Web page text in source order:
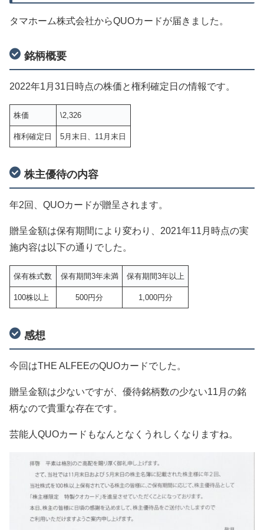
タマホーム株式会社からQUOカードが届きました。
銘柄概要
2022年1月31日時点の株価と権利確定日の情報です。
株価 \2,326
権利確定日 5月末日、11月末日
株主優待の内容
年2回、QUOカードが贈呈されます。
贈呈金額は保有期間により変わり、2021年11月時点の実
施内容は以下の通りでした。
保有株式数 保有期間3年未満 保有期間3年以上
100株以上 500円分 1,000円分
感想
今回はTHE ALFEEのQUOカードでした。
贈呈金額は少ないですが、優待銘柄数の少ない11月の銘
柄なので貴重な存在です。
芸能人QUOカードもなんとなくうれしくなりますね。